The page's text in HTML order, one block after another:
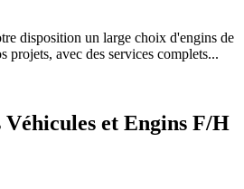
disposition un large choix d'engins de
projets, avec des services complets...
Véhicules et Engins F/H